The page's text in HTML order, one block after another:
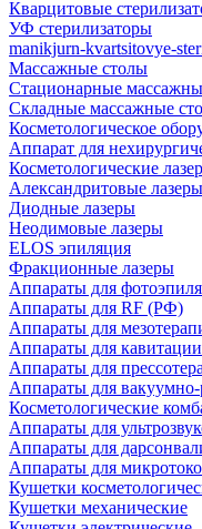
Кварцитовые
УФ стерилизаторы
manikjurn-kvartsitovye-
Массажные столы
Стационарные
Складные массажные
Косметологическое
Аппарат для
Косметологические
Александритовые лазеры
Диодные лазеры
Неодимовые лазеры
ELOS эпиляция
Фракционные лазеры
Аппараты для
Аппараты для RF (РФ)
Аппараты для
Аппараты для кавитации
Аппараты для
Аппараты для
Косметологические
Аппараты для
Аппараты для
Аппараты для
Кушетки
Кушетки механические